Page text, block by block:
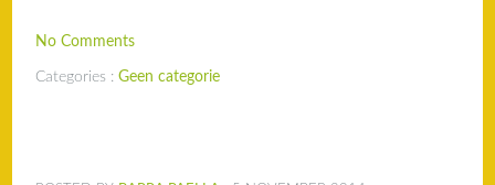
No Comments
Categories :Geen categorie